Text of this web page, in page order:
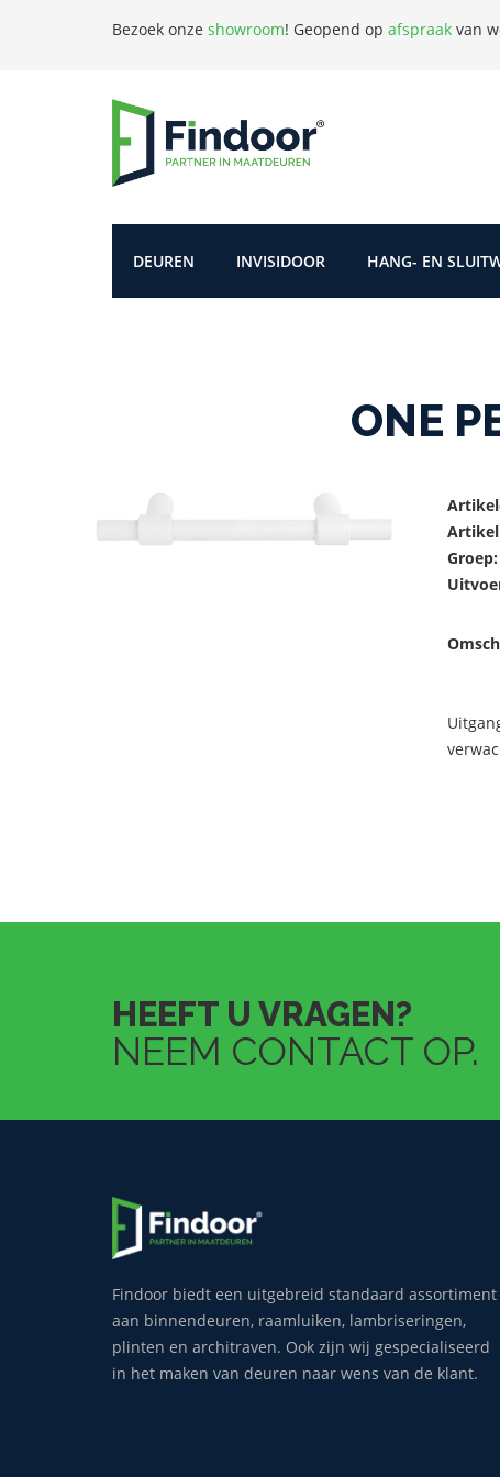
Bezoek onze showroom! Geopend op afspraak van
DEUREN INVISIDOOR HANG- EN
ONE
Groep:
HEEFT U VRAGEN?
NEEM CONTACT OP.
Findoor biedt een uitgebreid standaard assortiment
aan binnendeuren, raamluiken, lambriseringen,
plinten en architraven. Ook zijn wij gespecialiseerd
in het maken van deuren naar wens van de klant.